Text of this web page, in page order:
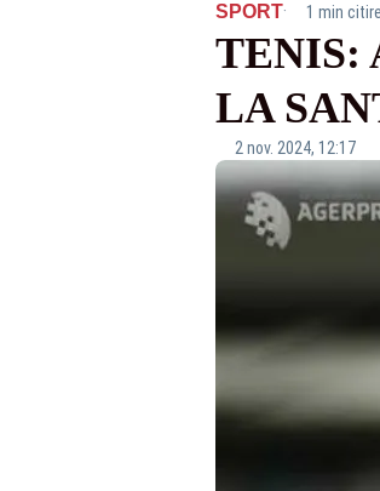
SPORT· 1 min citire
TENIS:
LA
2 nov. 2024, 12:17